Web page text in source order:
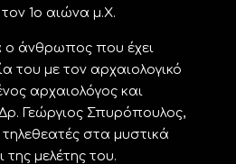
1ο αιώνα μ.Χ.
ο άνθρωπος που έχει
του με τον αρχαιολογικό
αρχαιολόγος και
Γεώργιος Σπυρόπουλος,
στα μυστικά
μελέτης του.